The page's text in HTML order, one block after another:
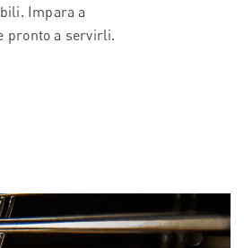
Impara a
pronto a servirli.